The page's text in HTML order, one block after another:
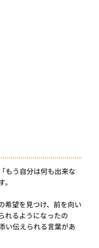
もう自分は何も出来な
希望を見つけ、前を向い
れるようになったの
い伝えられる言葉があ